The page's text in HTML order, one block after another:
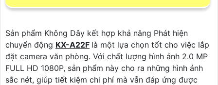
Sản phẩm Không Dây kết hợp khả năng Phát hiện
chuyển động KX-A22F là một lựa chọn tốt cho việc lắp
đặt camera văn phòng. Với chất lượng hình ảnh 2.0 MP
FULL HD 1080P, sản phẩm này cho ra những hình ảnh
sắc nét, giúp tiết kiệm chi phí mà vẫn đáp ứng được